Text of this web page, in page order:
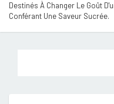
Destinés À Changer Le Goût
Conférant Une Saveur Sucrée.